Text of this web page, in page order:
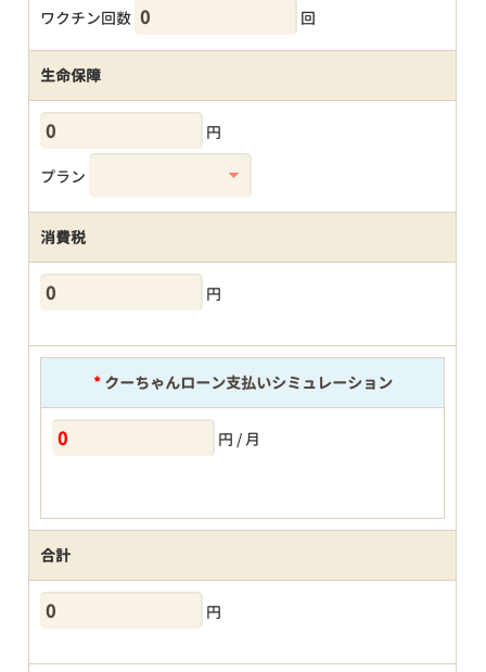
ワクチン回数
回
生命保障
円
プラン
消費税
円
*クーちゃんローン支払いシミュレーション
円 / 月
合計
円